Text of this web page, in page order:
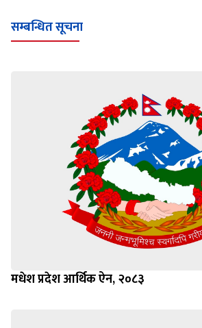
सम्बन्धित सूचना
मधेश प्रदेश आर्थिक ऐन, २०८३